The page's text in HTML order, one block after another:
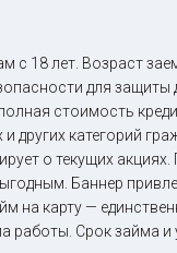
18 лет. Возраст
для
стоимость
других категорий
о текущих
Баннер
на карту —
работы. Срок займа